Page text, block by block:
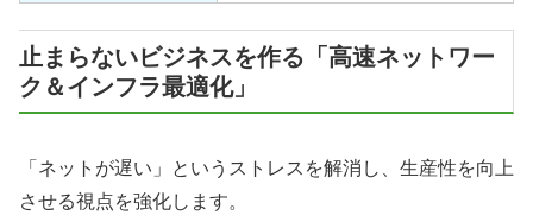
止まらないビジネスを作る「高速ネットワー
ク＆インフラ最適化」
「ネットが遅い」というストレスを解消し、生産性を向上
させる視点を強化します。